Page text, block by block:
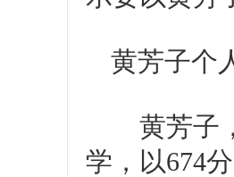
黄芳子个
黄芳子
学，以674